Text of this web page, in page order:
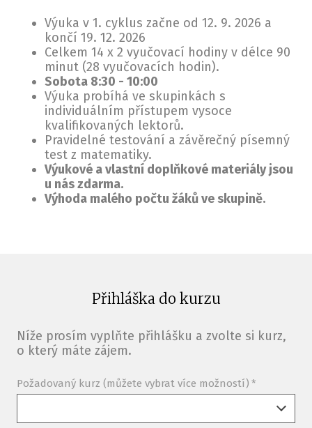
Výuka v 1. cyklus začne od 12. 9. 2026 a
končí 19. 12. 2026
Celkem 14 x 2 vyučovací hodiny v délce 90
minut (28 vyučovacích hodin).
Sobota 8:30 - 10:00
Výuka probíhá ve skupinkách s
individuálním přístupem vysoce
kvalifikovaných lektorů.
Pravidelné testování a závěrečný písemný
test z matematiky.
Výukové a vlastní doplňkové materiály jsou
u nás zdarma.
Výhoda malého počtu žáků ve skupině.
Přihláška do kurzu
Níže prosím vyplňte přihlášku a zvolte si kurz,
o který máte zájem.
Požadovaný kurz (můžete vybrat více možností) *